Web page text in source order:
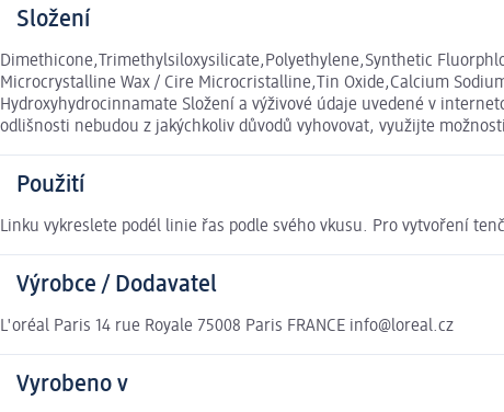
Složení
Dimethicone,Trimethylsiloxysilicate,Polyethylene,Synthetic
Microcrystalline Wax / Cire Microcristalline,Tin Oxide,Calcium
Hydroxyhydrocinnamate Složení a výživové údaje uvedené v
odlišnosti nebudou z jakýchkoliv důvodů vyhovovat, využijte
Použití
Linku vykreslete podél linie řas podle svého vkusu. Pro vytvoření
Výrobce / Dodavatel
L'oréal Paris 14 rue Royale 75008 Paris FRANCE info@loreal.cz
Vyrobeno v